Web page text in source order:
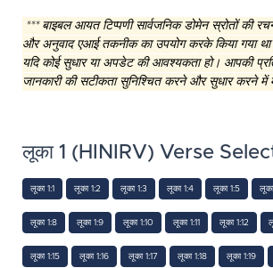
*** बाइबल आयत टिप्पणी सार्वजनिक डोमेन स्रोतों की
और अनुवाद एआई तकनीक का उपयोग करके किया गया
यदि कोई सुधार या अपडेट की आवश्यकता हो। आपकी
जानकारी की सटीकता सुनिश्चित करने और सुधार करने में
लूका 1 (HINIRV) Verse
लूका 1:1 लूका 1:2 लूका 1:3 लूका 1:4 लूका 1:5
लूका 1:8 लूका 1:9 लूका 1:10 लूका 1:11 लूका 1:12
लूका 1:15 लूका 1:16 लूका 1:17 लूका 1:18 लूका 1:19